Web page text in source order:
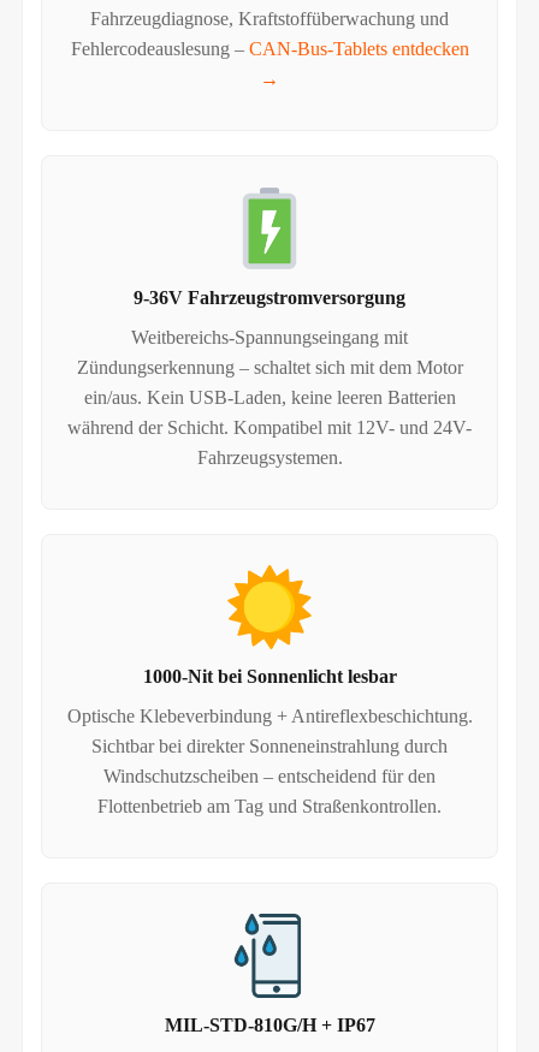
Fahrzeugdiagnose, Kraftstoffüberwachung und
Fehlercodeauslesung – CAN-Bus-Tablets entdecken
→
9-36V Fahrzeugstromversorgung
Weitbereichs-Spannungseingang mit
Zündungserkennung – schaltet sich mit dem Motor
ein/aus. Kein USB-Laden, keine leeren Batterien
während der Schicht. Kompatibel mit 12V- und 24V-
Fahrzeugsystemen.
1000-Nit bei Sonnenlicht lesbar
Optische Klebeverbindung + Antireflexbeschichtung.
Sichtbar bei direkter Sonneneinstrahlung durch
Windschutzscheiben – entscheidend für den
Flottenbetrieb am Tag und Straßenkontrollen.
MIL-STD-810G/H + IP67